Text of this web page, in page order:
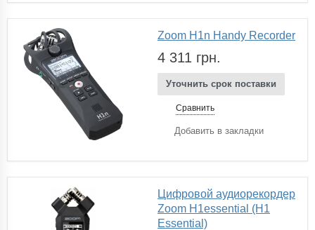
Zoom H1n Handy Recorder
4 311 грн.
Уточнить срок поставки
Сравнить
Добавить в закладки
Цифровой аудиорекордер
Zoom H1essential (H1
Essential)